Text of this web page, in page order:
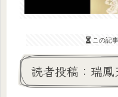
この記
読者投稿：瑞